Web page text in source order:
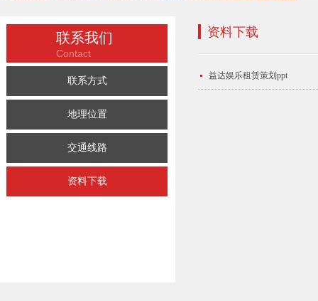
联系我们
Contact
联系方式
地理位置
交通线路
资料下载
资料下载
益达娱乐租赁策划ppt